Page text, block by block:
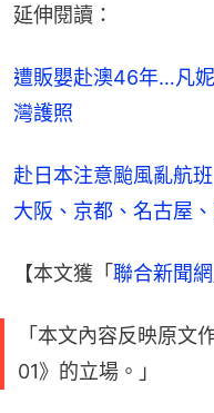
延伸閱讀：
遭販嬰赴澳46年…凡
灣護照
赴日本注意颱風亂航
大阪、京都、名古屋
【本文獲「 聯合新聞網
「本文內容反映原文
01》的立場。」